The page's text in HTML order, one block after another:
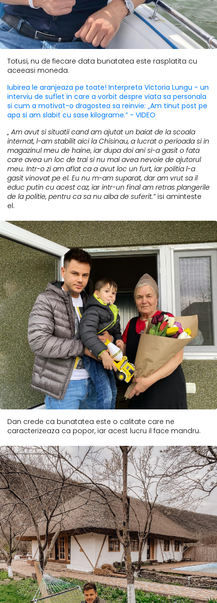
Totusi, nu de fiecare data bunatatea este rasplatita cu
aceeasi moneda.
Iubirea le aranjeaza pe toate! Interpreta Victoria Lungu - un
interviu de suflet in care a vorbit despre viata sa personala
si cum a motivat-o dragostea sa reinvie: „Am tinut post pe
apa si am slabit cu sase kilograme.” - VIDEO
„ Am avut si situatii cand am ajutat un baiat de la scoala
internat, l-am stabilit aici la Chisinau, a lucrat o perioada si in
magazinul meu de haine, iar dupa doi ani si-a gasit o fata
care avea un loc de trai si nu mai avea nevoie de ajutorul
meu. Intr-o zi am aflat ca a avut loc un furt, iar politia l-a
gasit vinovat pe el. Eu nu m-am suparat, dar am vrut sa il
educ putin cu acest caz, iar intr-un final am retras plangerile
de la politie, pentru ca sa nu aiba de suferit.”isi aminteste
el.
Dan crede ca bunatatea este o calitate care ne
caracterizeaza ca popor, iar acest lucru il face mandru.